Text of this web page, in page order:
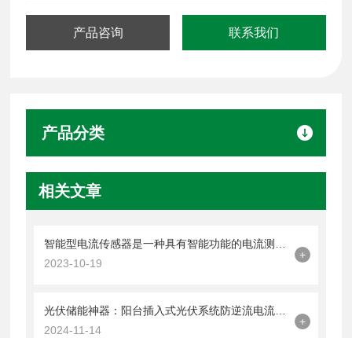
产品咨询 联系我们
产品分类
相关文章
2023-10-19
+
2024-11-14
+